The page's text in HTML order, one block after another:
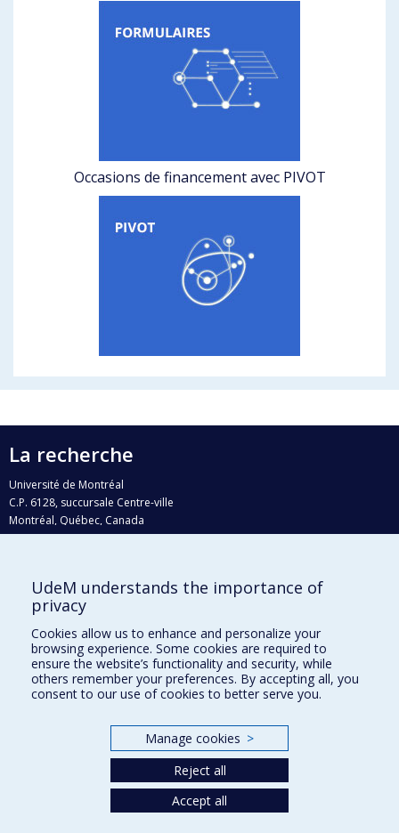
Occasions de financement avec PIVOT
La recherche
Université de Montréal
C.P. 6128, succursale Centre-ville
Montréal, Québec, Canada
H3C 3J7
Qui fait quoi?
Nous trouver
Plan du site
Accessibilité
UdeM understands the importance of
privacy
Cookies allow us to enhance and personalize your
browsing experience. Some cookies are required to
ensure the website’s functionality and security, while
others remember your preferences. By accepting all, you
consent to our use of cookies to better serve you.
Manage cookies >
Reject all
Accept all